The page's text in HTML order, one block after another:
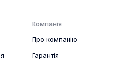
Компанія
Про компанію
Гарантія